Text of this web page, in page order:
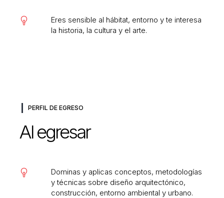
Eres sensible al hábitat, entorno y te interesa
la historia, la cultura y el arte.
PERFIL DE EGRESO
Al egresar
Dominas y aplicas conceptos, metodologías
y técnicas sobre diseño arquitectónico,
construcción, entorno ambiental y urbano.